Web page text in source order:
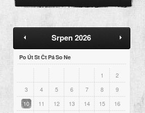
Srpen 2026
PoÚtStČtPáSoNe
1
2
3
4 5 6 7 8
9
10
11 12 13 14 15
16